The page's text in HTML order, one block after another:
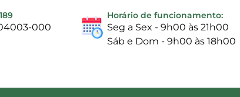
04003-000
Horário de funcionamento:
Seg a Sex - 9h00 às 21h00
Sáb e Dom - 9h00 às 18h00